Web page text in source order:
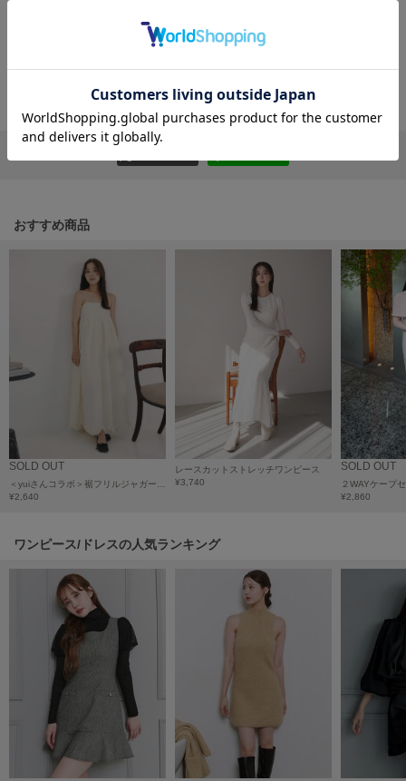
ホカ オネオネ
KEEN
LAATO
ラート
ルコックスポルティフ
LeSportsac
LILY BROWN
リリーブラウン
LILY BROWN Lingerie
リリーブラウンランジェリー
リトルユニオン トウキョウ
made of Organics
メイドオブオーガニクス
MICHU COQUETTE
ミチュ コケット
MIESROHE
ミースロエ
miies miim
レビューはマイページのご注文履歴から投稿いただけます
おすすめ商品
SOLD OUT
¥2,640
レースカットストレッチワンピース
¥3,740
SOLD OUT
２WAYケープ
¥2,860
ワンピース/ドレスの人気ランキング